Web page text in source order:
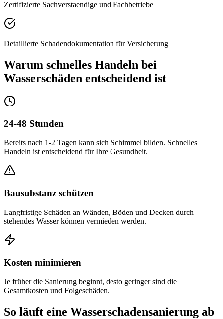
Zertifizierte Sachverstaendige und Fachbetriebe
Detaillierte Schadendokumentation für Versicherung
Warum schnelles Handeln bei
Wasserschäden entscheidend ist
24-48 Stunden
Bereits nach 1-2 Tagen kann sich Schimmel bilden. Schnelles
Handeln ist entscheidend für Ihre Gesundheit.
Bausubstanz schützen
Langfristige Schäden an Wänden, Böden und Decken durch
stehendes Wasser können vermieden werden.
Kosten minimieren
Je früher die Sanierung beginnt, desto geringer sind die
Gesamtkosten und Folgeschäden.
So läuft eine Wasserschadensanierung ab